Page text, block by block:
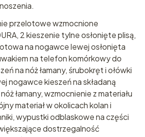
przelotowe wzmocnione
2 kieszenie tylne osłonięte plisą,
na nogawce lewej osłonięta
na telefon komórkowy do
na nóż łamany, śrubokręt i ołówki
nogawce kieszeń na składaną
łamany, wzmocnienie z materiału
materiał w okolicach kolan i
wypustki odblaskowe na części
dostrzegalność